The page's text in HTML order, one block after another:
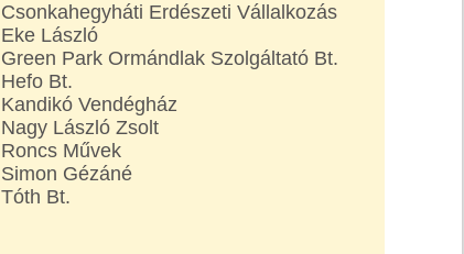
Csonkahegyháti Erdészeti Vállalkozás
Eke László
Green Park Ormándlak Szolgáltató Bt.
Hefo Bt.
Kandikó Vendégház
Nagy László Zsolt
Roncs Művek
Simon Gézáné
Tóth Bt.